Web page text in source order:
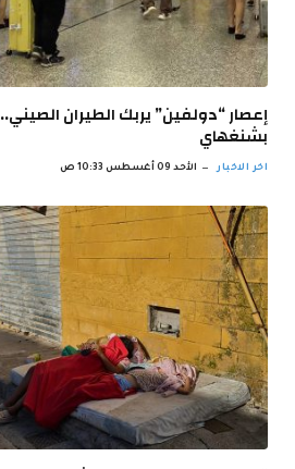
بشنغهاي
اخر الاخبار الأحد 09 أغسطس 10:33 ص